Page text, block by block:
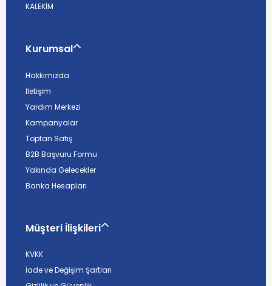
KALEKİM
Kurumsal
Hakkımızda
İletişim
Yardım Merkezi
Kampanyalar
Toptan Satış
B2B Başvuru Formu
Yakında Gelecekler
Banka Hesapları
Müşteri İlişkileri
KVKK
İade ve Değişim Şartları